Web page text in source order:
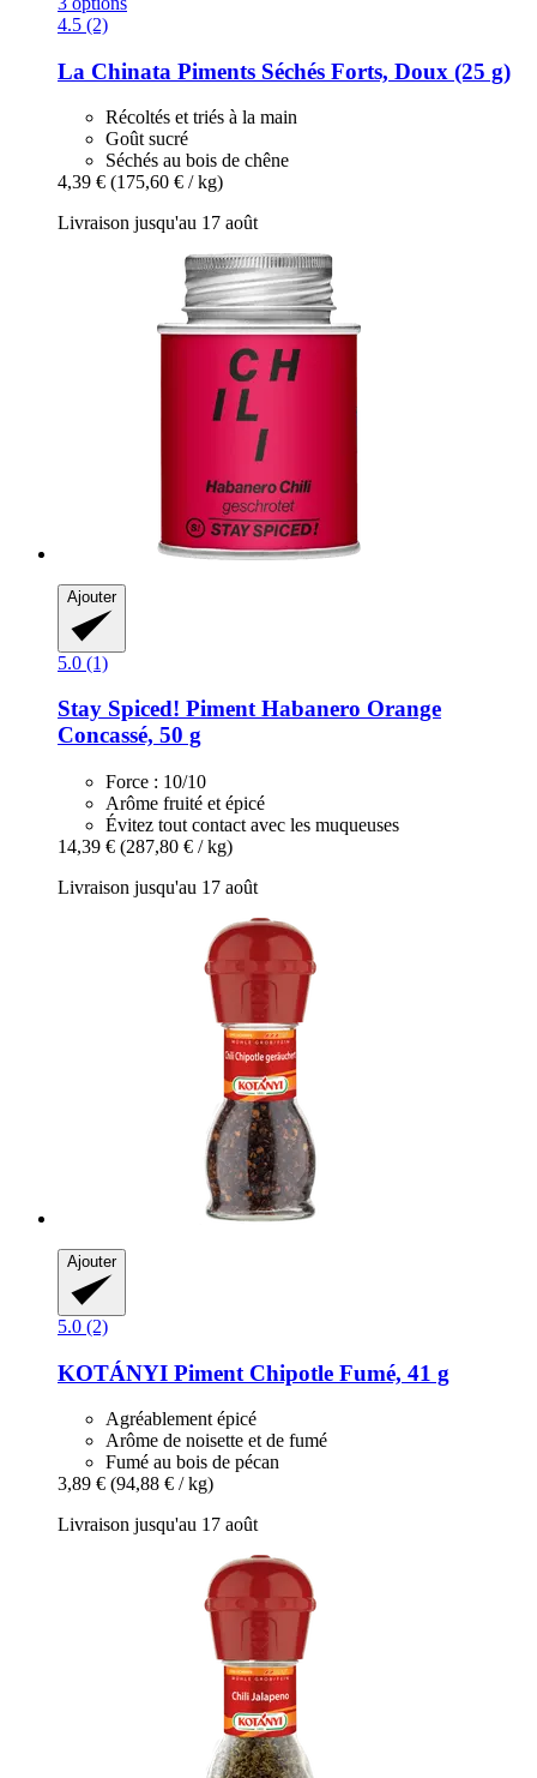
4.5 (2)
La Chinata Piments Séchés Forts, Doux (25 g)
Récoltés et triés à la main
Goût sucré
Séchés au bois de chêne
4,39 € (175,60 € / kg)
Livraison jusqu'au 17 août
Ajouter
5.0 (1)
Stay Spiced! Piment Habanero Orange
Concassé, 50 g
Force : 10/10
Arôme fruité et épicé
Évitez tout contact avec les muqueuses
14,39 € (287,80 € / kg)
Livraison jusqu'au 17 août
Ajouter
5.0 (2)
KOTÁNYI Piment Chipotle Fumé, 41 g
Agréablement épicé
Arôme de noisette et de fumé
Fumé au bois de pécan
3,89 € (94,88 € / kg)
Livraison jusqu'au 17 août